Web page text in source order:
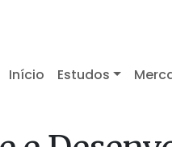
Início Estudos